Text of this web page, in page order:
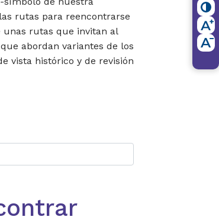
rutas para reencontrarse
rutas que invitan al
abordan variantes de los
vista histórico y de revisión